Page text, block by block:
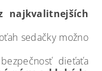
najkvalitnejších
sedačky možno
bezpečnosť dieťaťa